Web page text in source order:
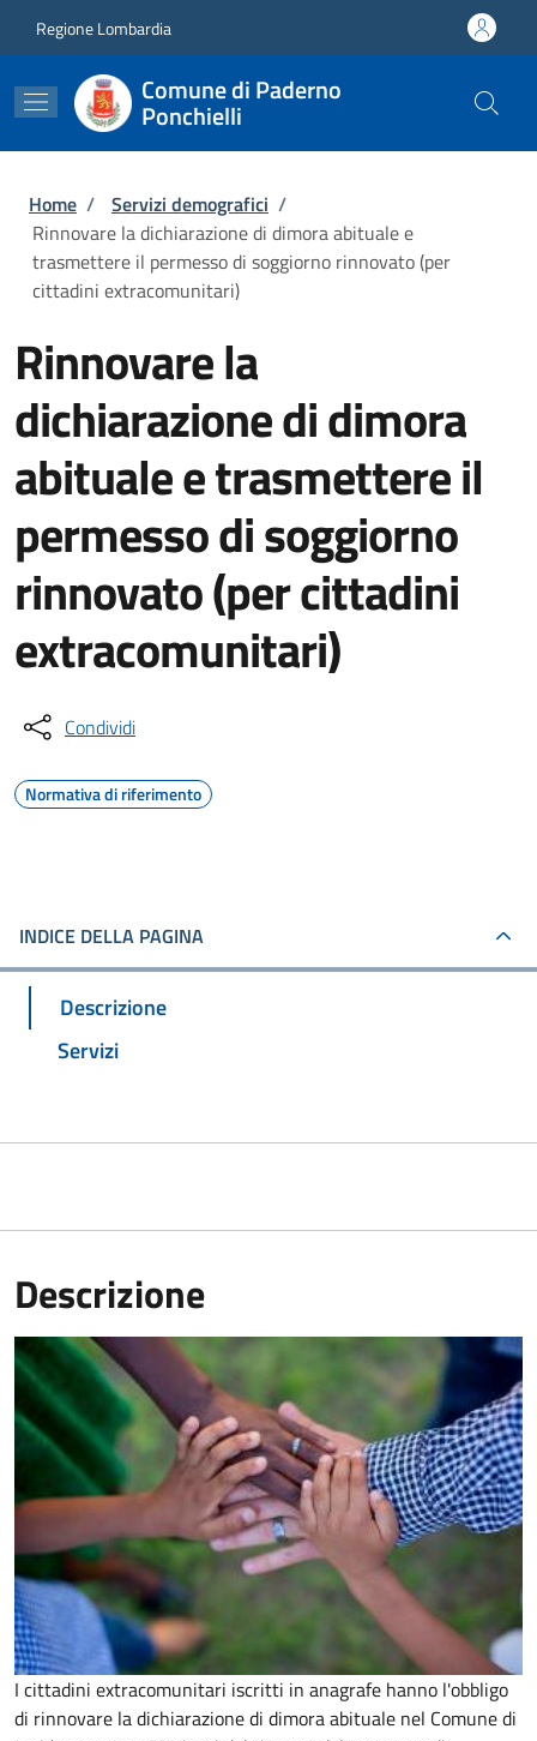
Regione Lombardia
Comune di Paderno
Ponchielli
Briciole di pane
Home / Servizi demografici /
Rinnovare la dichiarazione di dimora abituale e
trasmettere il permesso di soggiorno rinnovato (per
cittadini extracomunitari)
Rinnovare la
dichiarazione di dimora
abituale e trasmettere il
permesso di soggiorno
rinnovato (per cittadini
extracomunitari)
Condividi
Normativa di riferimento
INDICE DELLA PAGINA
Descrizione
Servizi
Descrizione
I cittadini extracomunitari iscritti in anagrafe hanno l'obbligo
di rinnovare la dichiarazione di dimora abituale nel Comune di